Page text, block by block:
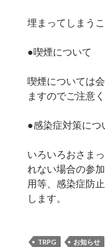
埋まってしまう
●喫煙について
喫煙については
ますのでご注意く
●感染症対策につ
いろいろおさま
れない場合の参
用等、感染症防
します。
TRPG お知らせ